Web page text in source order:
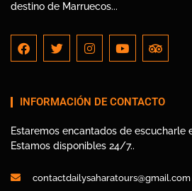
destino de Marruecos...
INFORMACIÓN DE CONTACTO
Estaremos encantados de escucharle
Estamos disponibles 24/7..
contactdailysaharatours@gmail.com